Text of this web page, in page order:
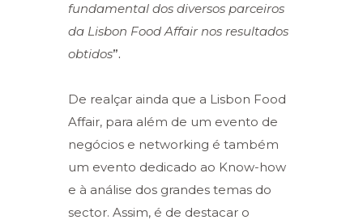
fundamental dos diversos parceiros
da Lisbon Food Affair nos resultados
obtidos”.
De realçar ainda que a Lisbon Food
Affair, para além de um evento de
negócios e networking é também
um evento dedicado ao Know-how
e à análise dos grandes temas do
sector. Assim, é de destacar o